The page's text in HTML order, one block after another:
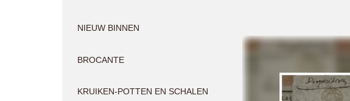
NIEUW BINNEN
BROCANTE
KRUIKEN-POTTEN EN SCHALEN